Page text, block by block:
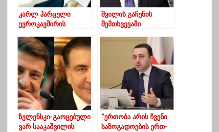
კარლ ჰარცელი
ევროკავშირის
გამოსახატად აჭარაში
ჩავა
შვილის გაჩენის
შემთხვევაში
კერძო სახლსაც
ღარიბაშვილი
ზელენსკი-გაოცებული
ვარ სააკაშვილის
“ერთობა არის ჩვენი
საზოგადოების ერთ-